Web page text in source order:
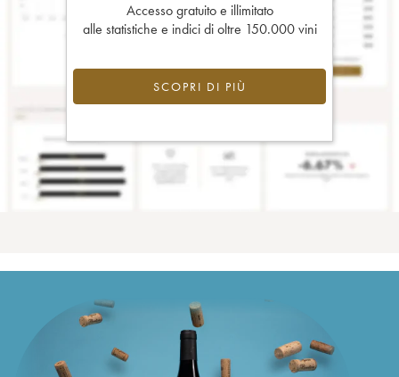
Accesso gratuito e illimitato
alle statistiche e indici di oltre 150.000 vini
SCOPRI DI PIÙ